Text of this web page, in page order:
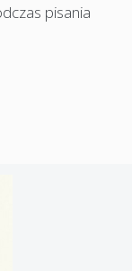
pisania